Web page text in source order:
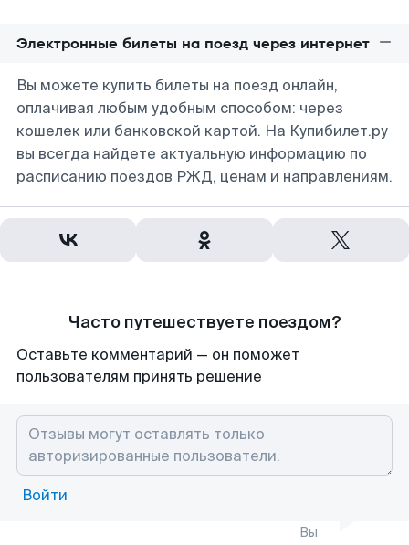
Электронные билеты на поезд через интернет
Вы можете купить билеты на поезд онлайн,
оплачивая любым удобным способом: через
кошелек или банковской картой. На Купибилет.ру
вы всегда найдете актуальную информацию по
расписанию поездов РЖД, ценам и направлениям.
Часто путешествуете поездом?
Оставьте комментарий — он поможет
пользователям принять решение
Войти
Вы